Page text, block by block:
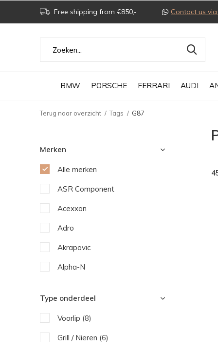
BMW PORSCHE FERRARI AUDI
Free shipping from €850,- Contact us
Terug naar overzicht Tags G87
Merken
Alle merken
ASR Component
Acexxon
Adro
Akrapovic
Alpha-N
Type onderdeel
Voorlip (8)
Grill / Nieren (6)